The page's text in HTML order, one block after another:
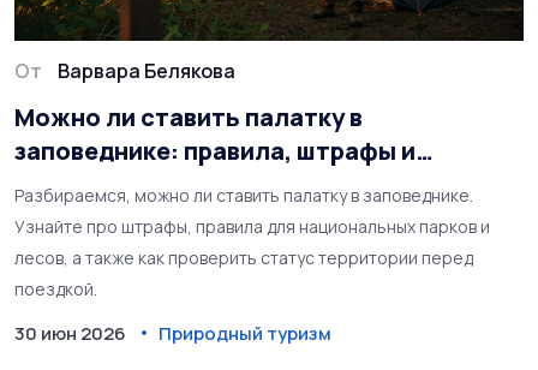
От Варвара Белякова
Можно ли ставить палатку в
заповеднике: правила, штрафы и
легальные альтернативы
Разбираемся, можно ли ставить палатку в заповеднике.
Узнайте про штрафы, правила для национальных парков и
лесов, а также как проверить статус территории перед
поездкой.
30 июн 2026 Природный туризм